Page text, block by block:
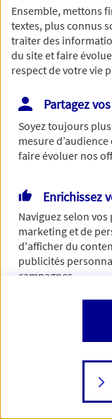
Toutes nos
de traiter votre
Si besoin, vous
Ensemble, mettons
textes, plus connus
traiter des
du site et faire
respect de votre vie
Partagez
Soyez toujours
mesure
faire évoluer nos
Enrichissez
Naviguez selon
marketing et de
d'afficher du
publicités
campagnes.
Vous êtes libre de
changer d'avis à
Consulter notre